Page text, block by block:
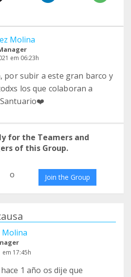
Molina
em 06:23h
por subir a este gran barco y
los que colaboran a
for the Teamers and
of this Group.
o Join the Group
Molina
em 17:45h
1 año os dije que